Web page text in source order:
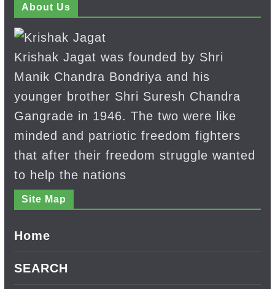
About Us
Krishak Jagat was founded by Shri
Manik Chandra Bondriya and his
younger brother Shri Suresh Chandra
Gangrade in 1946. The two were like
minded and patriotic freedom fighters
that after their freedom struggle wanted
to help the nations
Site Map
Home
SEARCH